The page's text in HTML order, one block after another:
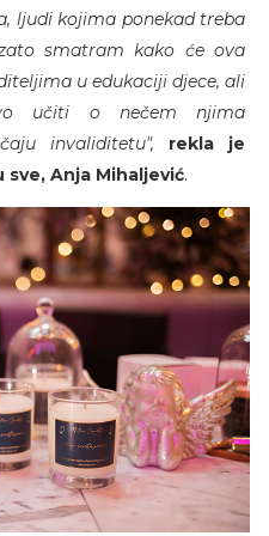
ljudi kojima ponekad treba
smatram kako će ova
u edukaciji djece, ali
učiti o nečem njima
invaliditetu",
rekla je
Anja Mihaljević.